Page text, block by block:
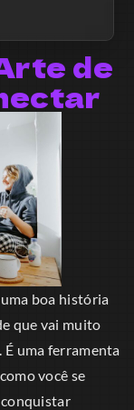
de
boa história
que vai muito
uma ferramenta
você se
conquistar